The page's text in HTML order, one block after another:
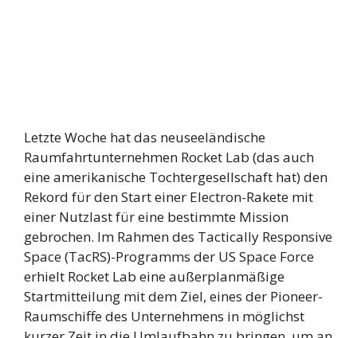
Letzte Woche hat das neuseeländische
Raumfahrtunternehmen Rocket Lab (das auch
eine amerikanische Tochtergesellschaft hat) den
Rekord für den Start einer Electron-Rakete mit
einer Nutzlast für eine bestimmte Mission
gebrochen. Im Rahmen des Tactically Responsive
Space (TacRS)-Programms der US Space Force
erhielt Rocket Lab eine außerplanmäßige
Startmitteilung mit dem Ziel, eines der Pioneer-
Raumschiffe des Unternehmens in möglichst